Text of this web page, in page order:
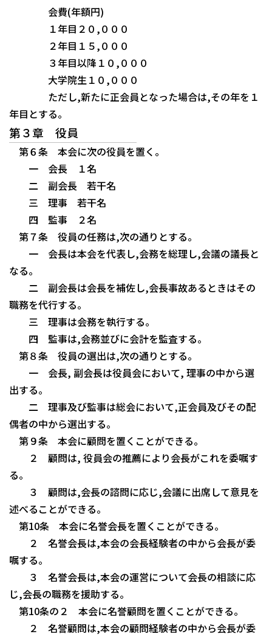
会費(年額円)
１年目２０,０００
２年目１５,０００
３年目以降１０,０００
大学院生１０,０００
ただし,新たに正会員となった場合は,その年を１
年目とする。
第３章 役員
第６条 本会に次の役員を置く。
一 会長 １名
二 副会長 若干名
三 理事 若干名
四 監事 ２名
第７条 役員の任務は,次の通りとする。
一 会長は本会を代表し,会務を総理し,会議の議長と
なる。
二 副会長は会長を補佐し,会長事故あるときはその
職務を代行する。
三 理事は会務を執行する。
四 監事は,会務並びに会計を監査する。
第８条 役員の選出は,次の通りとする。
一 会長, 副会長は役員会において, 理事の中から選
出する。
二 理事及び監事は総会において,正会員及びその配
偶者の中から選出する。
第９条 本会に顧問を置くことができる。
２ 顧問は, 役員会の推薦により会長がこれを委嘱す
る。
３ 顧問は,会長の諮問に応じ,会議に出席して意見を
述べることができる。
第10条 本会に名誉会長を置くことができる。
２ 名誉会長は,本会の会長経験者の中から会長が委
嘱する。
３ 名誉会長は,本会の運営について会長の相談に応
じ,会長の職務を援助する。
第10条の２ 本会に名誉顧問を置くことができる。
２ 名誉顧問は,本会の顧問経験者の中から会長が委